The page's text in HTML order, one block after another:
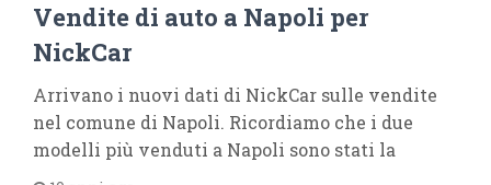
Vendite di auto a Napoli per
NickCar
Arrivano i nuovi dati di NickCar sulle vendite
nel comune di Napoli. Ricordiamo che i due
modelli più venduti a Napoli sono stati la